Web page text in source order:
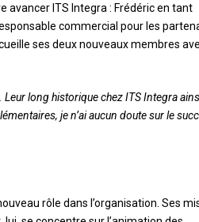
avancer ITS Integra : Frédéric en tant
commercial pour les
ses deux nouveaux membres
long historique chez ITS Integra
je n’ai aucun doute sur le
rôle dans l’organisation. Ses